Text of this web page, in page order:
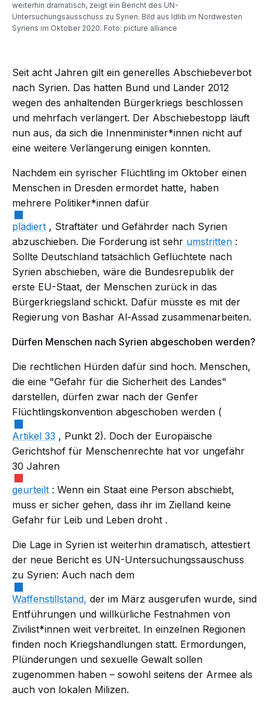
weiterhin dramatisch, zeigt ein Bericht des UN-
Untersuchungsausschuss zu Syrien. Bild aus Idlib im Nordwesten
Syriens im Oktober 2020. Foto: picture alliance
Seit acht Jahren gilt ein generelles Abschiebeverbot
nach Syrien. Das hatten Bund und Länder 2012
wegen des anhaltenden Bürgerkriegs beschlossen
und mehrfach verlängert. Der Abschiebestopp läuft
nun aus, da sich die Innenminister*innen nicht auf
eine weitere Verlängerung einigen konnten.
Nachdem ein syrischer Flüchtling im Oktober einen
Menschen in Dresden ermordet hatte, haben
mehrere Politiker*innen dafür
plädiert , Straftäter und Gefährder nach Syrien
abzuschieben. Die Forderung ist sehr umstritten :
Sollte Deutschland tatsächlich Geflüchtete nach
Syrien abschieben, wäre die Bundesrepublik der
erste EU-Staat, der Menschen zurück in das
Bürgerkriegsland schickt. Dafür müsste es mit der
Regierung von Bashar Al-Assad zusammenarbeiten.
Dürfen Menschen nach Syrien abgeschoben werden?
Die rechtlichen Hürden dafür sind hoch. Menschen,
die eine "Gefahr für die Sicherheit des Landes"
darstellen, dürfen zwar nach der Genfer
Flüchtlingskonvention abgeschoben werden (
Artikel 33 , Punkt 2). Doch der Europäische
Gerichtshof für Menschenrechte hat vor ungefähr
30 Jahren
geurteilt : Wenn ein Staat eine Person abschiebt,
muss er sicher gehen, dass ihr im Zielland keine
Gefahr für Leib und Leben droht .
Die Lage in Syrien ist weiterhin dramatisch, attestiert
der neue Bericht es UN-Untersuchungssauschuss
zu Syrien: Auch nach dem
Waffenstillstand, der im März ausgerufen wurde, sind
Entführungen und willkürliche Festnahmen von
Zivilist*innen weit verbreitet. In einzelnen Regionen
finden noch Kriegshandlungen statt. Ermordungen,
Plünderungen und sexuelle Gewalt sollen
zugenommen haben – sowohl seitens der Armee als
auch von lokalen Milizen.